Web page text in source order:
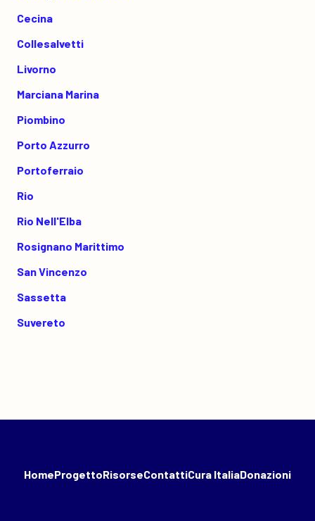
Cecina
Collesalvetti
Livorno
Marciana Marina
Piombino
Porto Azzurro
Portoferraio
Rio
Rio Nell'Elba
Rosignano Marittimo
San Vincenzo
Sassetta
Suvereto
HomeProgettoRisorseContattiCura ItaliaDonazioni